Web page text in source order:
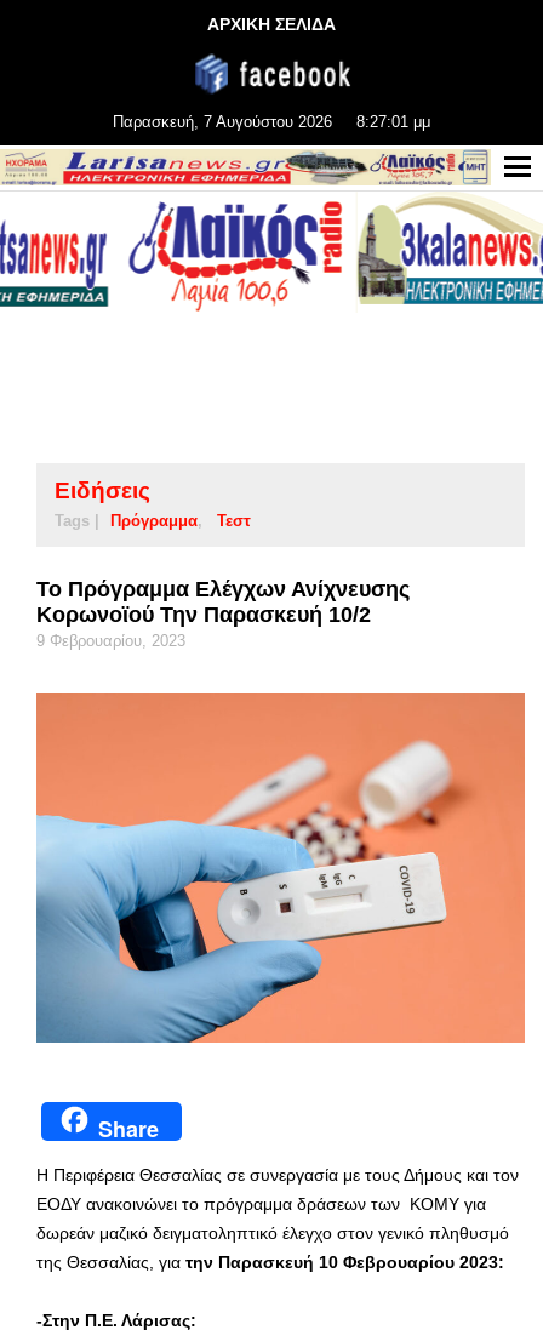
ΑΡΧΙΚΗ ΣΕΛΙΔΑ
Παρασκευή, 7 Αυγούστου 2026 8:27:01 μμ
Ειδήσεις
Tags | Πρόγραμμα Τεστ
Το Πρόγραμμα Ελέγχων Ανίχνευσης
Κορωνοϊού Την Παρασκευή 10/2
9 Φεβρουαρίου, 2023
Share
Η Περιφέρεια Θεσσαλίας σε συνεργασία με τους Δήμους και τον
ΕΟΔΥ ανακοινώνει το πρόγραμμα δράσεων των ΚΟΜΥ για
δωρεάν μαζικό δειγματοληπτικό έλεγχο στον γενικό πληθυσμό
της Θεσσαλίας, για την Παρασκευή 10 Φεβρουαρίου 2023:
-Στην Π.Ε. Λάρισας: